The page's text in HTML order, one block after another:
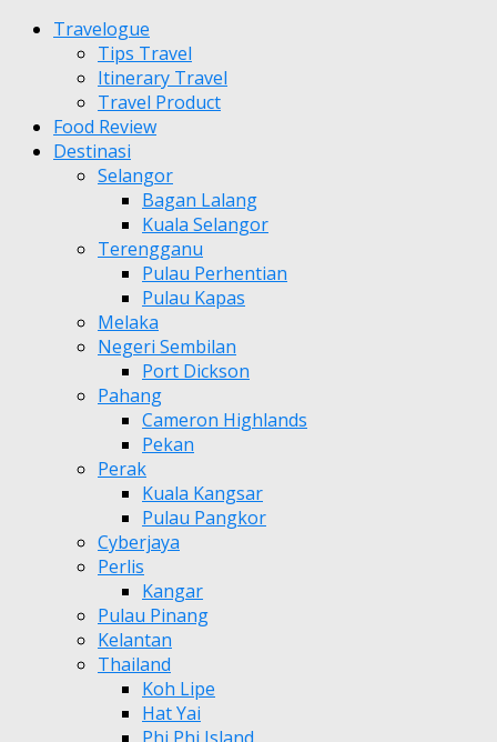
Travelogue
Tips Travel
Itinerary Travel
Travel Product
Food Review
Destinasi
Selangor
Bagan Lalang
Kuala Selangor
Terengganu
Pulau Perhentian
Pulau Kapas
Melaka
Negeri Sembilan
Port Dickson
Pahang
Cameron Highlands
Pekan
Perak
Kuala Kangsar
Pulau Pangkor
Cyberjaya
Perlis
Kangar
Pulau Pinang
Kelantan
Thailand
Koh Lipe
Hat Yai